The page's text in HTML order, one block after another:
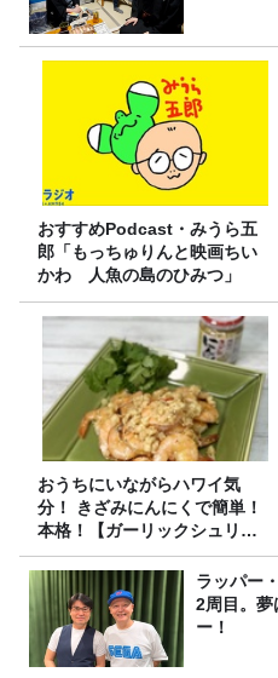
おすすめPodcast・みうら五
郎「もっちゅりんと映画ちい
かわ 人魚の島のひみつ」
おうちにいながらハワイ気
分！ きざみにんにくで簡単！
本格！【ガーリックシュリン
プ】 桃屋のかんたんレシピ
ラッパー
2周目。夢
ー！